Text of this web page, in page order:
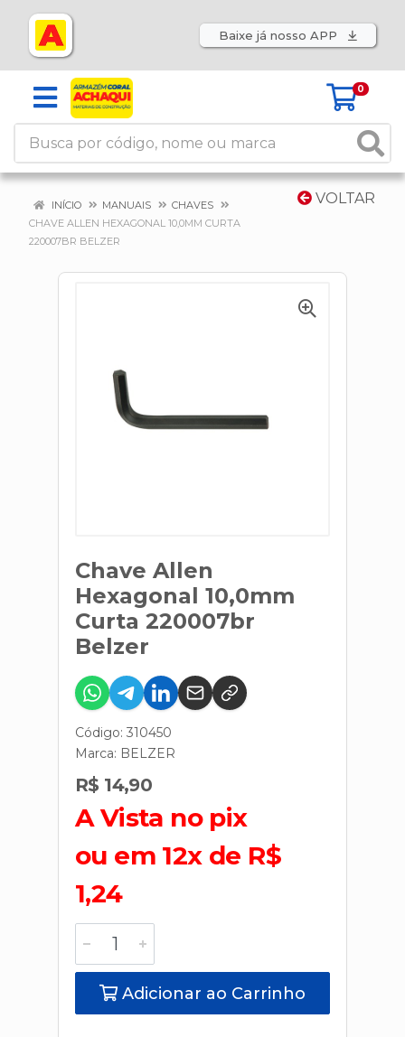
Baixe já nosso APP
0
VOLTAR
INÍCIO MANUAIS
CHAVES
CHAVE ALLEN HEXAGONAL 10,0MM CURTA
220007BR BELZER
Chave Allen
Hexagonal 10,0mm
Curta 220007br
Belzer
Código: 310450
Marca: BELZER
R$ 14,90
A Vista no pix
ou em 12x de R$
1,24
Adicionar ao Carrinho